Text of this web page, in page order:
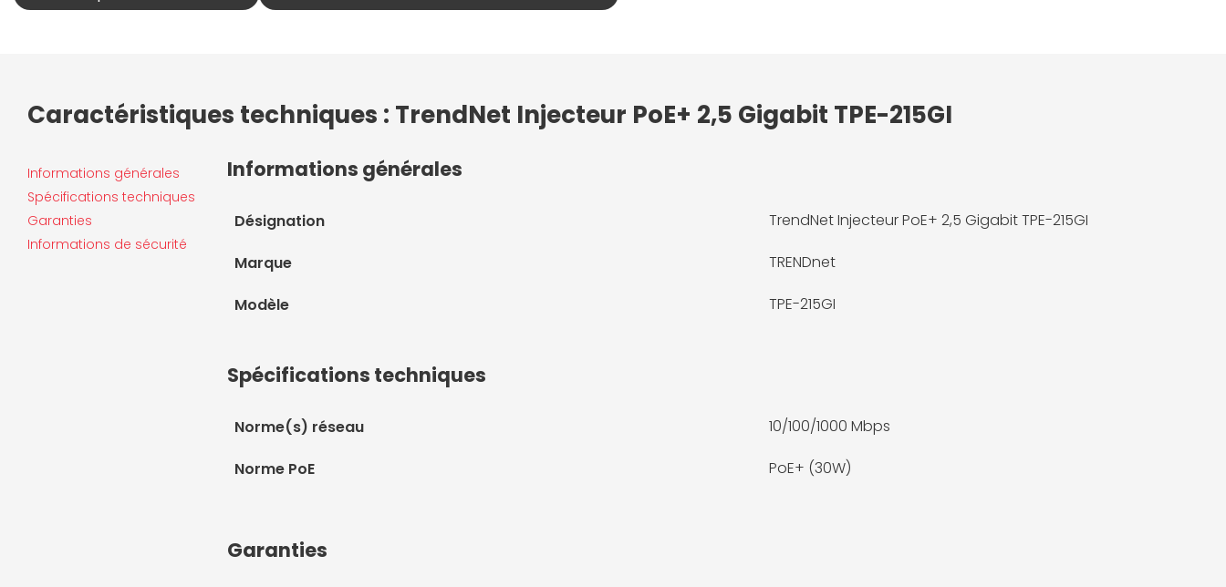
Caractéristiques techniques : TrendNet Injecteur PoE+ 2,5 Gigabit TPE-215GI
Informations générales
Spécifications techniques
Garanties
Informations de sécurité
Informations générales
Désignation TrendNet Injecteur PoE+ 2,5 Gigabit TPE-215GI
Marque TRENDnet
Modèle TPE-215GI
Spécifications techniques
Norme(s) réseau 10/100/1000 Mbps
Norme PoE PoE+ (30W)
Garanties